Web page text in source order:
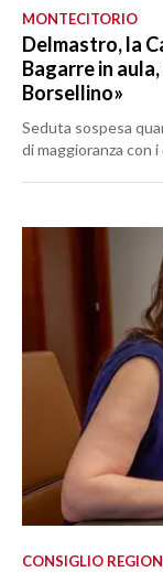
MONTECITORIO
Delmastro, la
Bagarre in
Borsellino»
Seduta sospesa
di maggioranza con
CONSIGLIO